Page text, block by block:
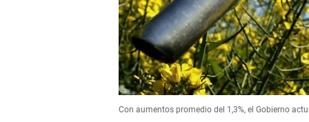
Con aumentos promedio del 1,3%, el Gobierno